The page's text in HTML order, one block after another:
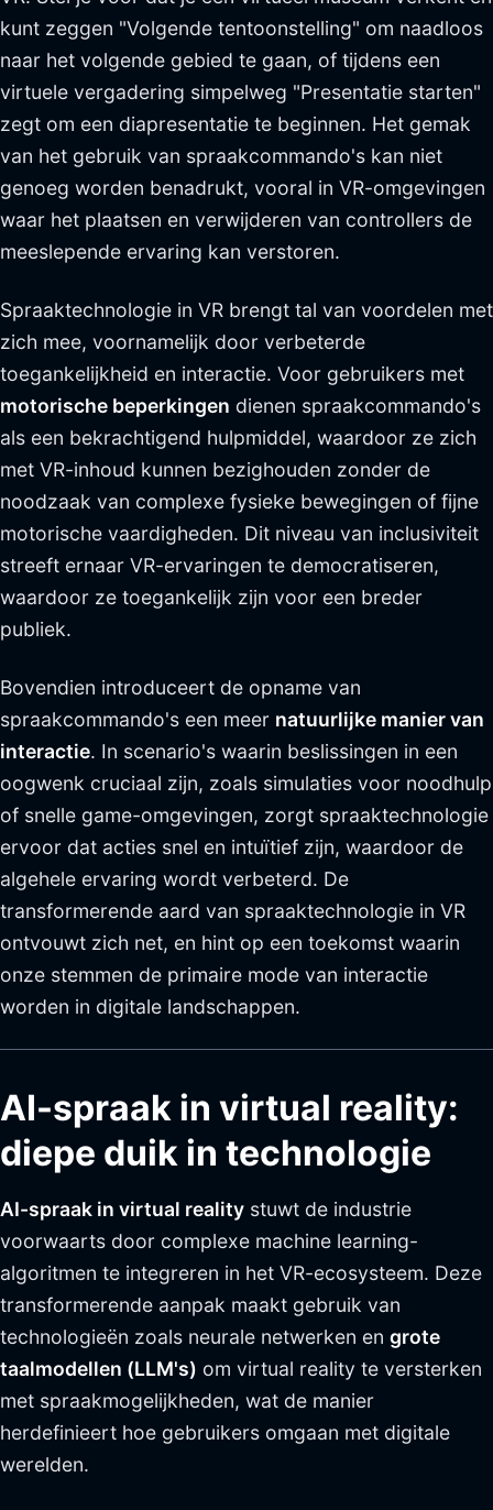
kunt zeggen "Volgende tentoonstelling" om naadloos
naar het volgende gebied te gaan, of tijdens een
virtuele vergadering simpelweg "Presentatie starten"
zegt om een diapresentatie te beginnen. Het gemak
van het gebruik van spraakcommando's kan niet
genoeg worden benadrukt, vooral in VR-omgevingen
waar het plaatsen en verwijderen van controllers de
meeslepende ervaring kan verstoren.
Spraaktechnologie in VR brengt tal van voordelen met
zich mee, voornamelijk door verbeterde
toegankelijkheid en interactie. Voor gebruikers met
motorische beperkingen dienen spraakcommando's
als een bekrachtigend hulpmiddel, waardoor ze zich
met VR-inhoud kunnen bezighouden zonder de
noodzaak van complexe fysieke bewegingen of fijne
motorische vaardigheden. Dit niveau van inclusiviteit
streeft ernaar VR-ervaringen te democratiseren,
waardoor ze toegankelijk zijn voor een breder
publiek.
Bovendien introduceert de opname van
spraakcommando's een meer natuurlijke manier van
interactie. In scenario's waarin beslissingen in een
oogwenk cruciaal zijn, zoals simulaties voor noodhulp
of snelle game-omgevingen, zorgt spraaktechnologie
ervoor dat acties snel en intuïtief zijn, waardoor de
algehele ervaring wordt verbeterd. De
transformerende aard van spraaktechnologie in VR
ontvouwt zich net, en hint op een toekomst waarin
onze stemmen de primaire mode van interactie
worden in digitale landschappen.
AI-spraak in virtual reality:
diepe duik in technologie
AI-spraak in virtual reality stuwt de industrie
voorwaarts door complexe machine learning-
algoritmen te integreren in het VR-ecosysteem. Deze
transformerende aanpak maakt gebruik van
technologieën zoals neurale netwerken en grote
taalmodellen (LLM's) om virtual reality te versterken
met spraakmogelijkheden, wat de manier
herdefinieert hoe gebruikers omgaan met digitale
werelden.